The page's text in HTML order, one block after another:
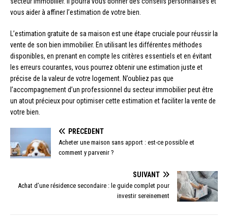
vous aider à affiner l’estimation de votre bien.
L’estimation gratuite de sa maison est une étape cruciale pour réussir la
vente de son bien immobilier. En utilisant les différentes méthodes
disponibles, en prenant en compte les critères essentiels et en évitant
les erreurs courantes, vous pourrez obtenir une estimation juste et
précise de la valeur de votre logement. N’oubliez pas que
l’accompagnement d’un professionnel du secteur immobilier peut être
un atout précieux pour optimiser cette estimation et faciliter la vente de
votre bien.
PRÉCÉDENT
Acheter une maison sans apport : est-ce possible et
comment y parvenir ?
SUIVANT
Achat d’une résidence secondaire : le guide complet pour
investir sereinement